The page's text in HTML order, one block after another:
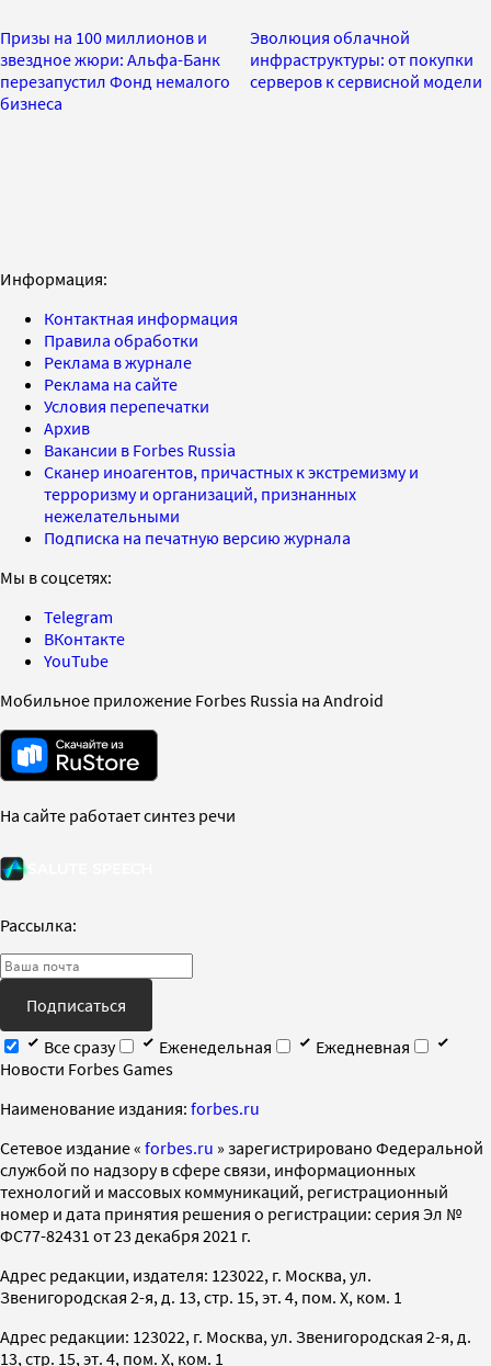
Призы на 100 миллионов и
звездное жюри: Альфа-Банк
перезапустил Фонд немалого
бизнеса
Эволюция облачной
инфраструктуры: от покупки
серверов к сервисной модели
Информация:
Контактная информация
Правила обработки
Реклама в журнале
Реклама на сайте
Условия перепечатки
Архив
Вакансии в Forbes Russia
Сканер иноагентов, причастных к экстремизму и
терроризму и организаций, признанных
нежелательными
Подписка на печатную версию журнала
Мы в соцсетях:
Telegram
ВКонтакте
YouTube
Мобильное приложение Forbes Russia на Android
На сайте работает синтез речи
Рассылка:
Подписаться
Все сразу
Еженедельная
Ежедневная
Новости Forbes Games
Наименование издания: forbes.ru
Cетевое издание « forbes.ru » зарегистрировано Федеральной
службой по надзору в сфере связи, информационных
технологий и массовых коммуникаций, регистрационный
номер и дата принятия решения о регистрации: серия Эл №
ФС77-82431 от 23 декабря 2021 г.
Адрес редакции, издателя: 123022, г. Москва, ул.
Звенигородская 2-я, д. 13, стр. 15, эт. 4, пом. X, ком. 1
Адрес редакции: 123022, г. Москва, ул. Звенигородская 2-я, д.
13, стр. 15, эт. 4, пом. X, ком. 1